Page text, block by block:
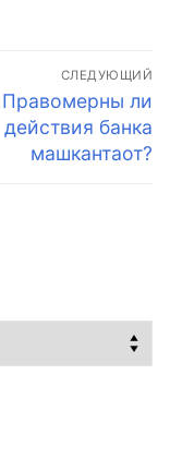
СЛЕДУЮЩИЙ
Следующая
запись:
Правомерны ли
действия банка
машкантаот?